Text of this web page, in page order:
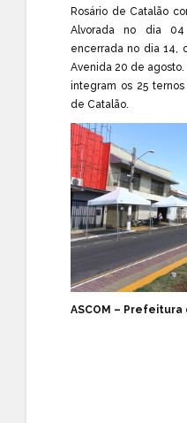
Rosário de Catalão
Alvorada no dia
encerrada no dia 14,
Avenida 20 de
integram os 25
de Catalão.
ASCOM –